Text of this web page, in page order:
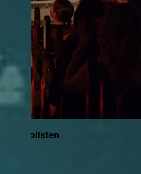
der Solisten